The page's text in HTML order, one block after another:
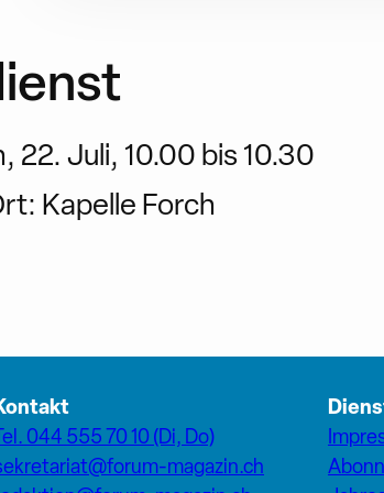
22. Juli, 10.00 bis 10.30
Kapelle Forch
044 555 70 10 (Di, Do)
magazin.ch